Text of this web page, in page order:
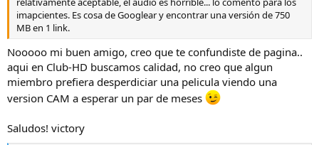
imapcientes. Es cosa de Googlear y encontrar una versión de 750
MB en 1 link.
Nooooo mi buen amigo, creo que te confundiste de pagina..
aqui en Club-HD buscamos calidad, no creo que algun
miembro prefiera desperdiciar una pelicula viendo una
version CAM a esperar un par de meses
Saludos! victory